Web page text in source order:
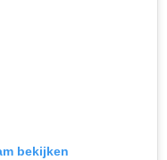
bekijken